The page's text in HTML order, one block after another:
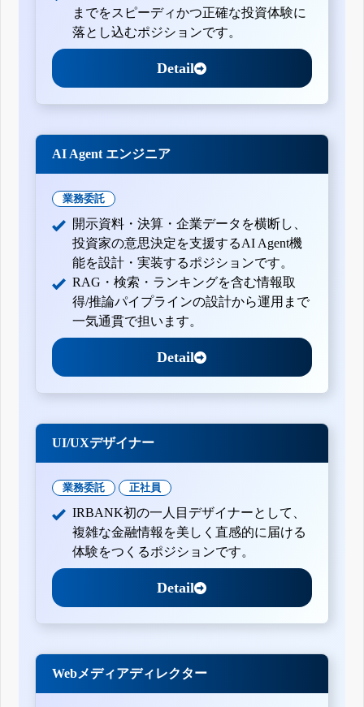
までをスピーディかつ正確な投資体験に
落とし込むポジションです。
Detail
AI Agent エンジニア
業務委託
開示資料・決算・企業データを横断し、
投資家の意思決定を支援するAI Agent機
能を設計・実装するポジションです。
RAG・検索・ランキングを含む情報取
得/推論パイプラインの設計から運用まで
一気通貫で担います。
Detail
UI/UXデザイナー
業務委託 正社員
IRBANK初の一人目デザイナーとして、
複雑な金融情報を美しく直感的に届ける
体験をつくるポジションです。
Detail
Webメディアディレクター